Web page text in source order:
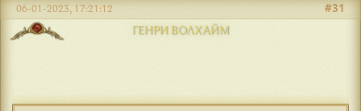
ГЕНРИ ВОЛХАЙМ
#31
06-01-2023, 17:21:12